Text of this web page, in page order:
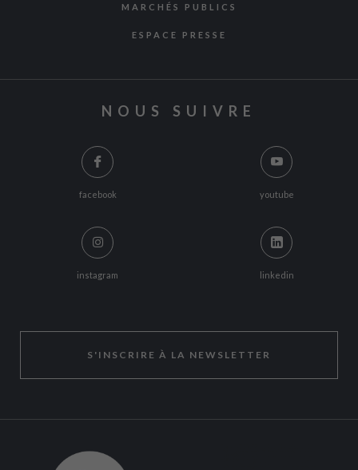
MARCHÉS PUBLICS
ESPACE PRESSE
NOUS SUIVRE
facebook youtube
instagram linkedin
S'INSCRIRE À LA NEWSLETTER